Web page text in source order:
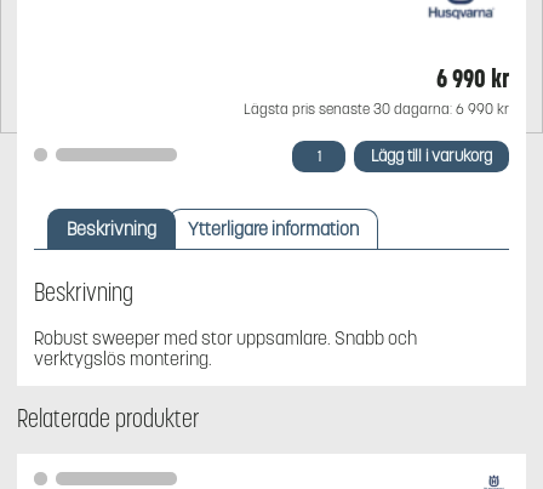
6 990 kr
Lägsta pris senaste 30 dagarna: 6 990 kr
Husqvarna
Sweeper
passar
alla
Lägg till i varukorg
Beskrivning Ytterligare information
Beskrivning
Robust sweeper med stor uppsamlare. Snabb och
verktygslös montering.
Relaterade produkter